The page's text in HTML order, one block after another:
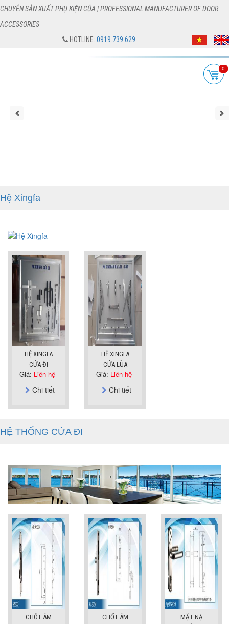
CHUYÊN SẢN XUẤT PHỤ KIỆN CỦA | PROFESSIONAL MANUFACTURER OF DOOR
ACCESSORIES
HOTLINE: 0919.739.629
0
Hệ Xingfa
HỆ XINGFA
CỬA ĐI
Giá: Liên hệ
Chi tiết
HỆ XINGFA
CỬA LÙA
Giá: Liên hệ
Chi tiết
HỆ THỐNG CỬA ĐI
CHỐT ÂM
CHỐT ÂM
MẶT NẠ